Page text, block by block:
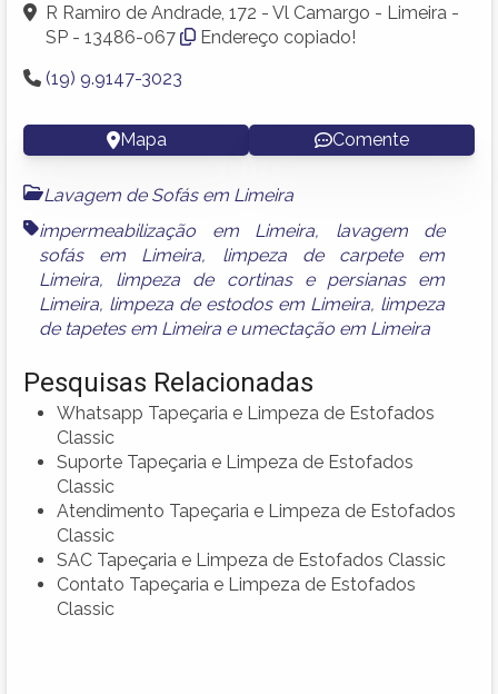
R Ramiro de Andrade, 172 - Vl Camargo - Limeira -
SP - 13486-067
Endereço copiado!
(19) 9.9147-3023
Mapa Comente
Lavagem de Sofás em Limeira
impermeabilização em Limeira, lavagem de
sofás em Limeira, limpeza de carpete em
Limeira, limpeza de cortinas e persianas em
Limeira, limpeza de estodos em Limeira, limpeza
de tapetes em Limeira e umectação em Limeira
Pesquisas Relacionadas
Whatsapp Tapeçaria e Limpeza de Estofados
Classic
Suporte Tapeçaria e Limpeza de Estofados
Classic
Atendimento Tapeçaria e Limpeza de Estofados
Classic
SAC Tapeçaria e Limpeza de Estofados Classic
Contato Tapeçaria e Limpeza de Estofados
Classic